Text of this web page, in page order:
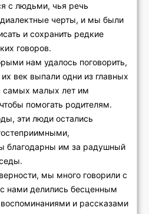
с людьми, чья речь
черты, и мы были
и сохранить редкие
говоров.
нам удалось поговорить,
век выпали одни из главных
самых малых лет им
помогать родителям.
эти люди остались
благодарны им за радушный
мы много говорили с
нами делились бесценным
и рассказами